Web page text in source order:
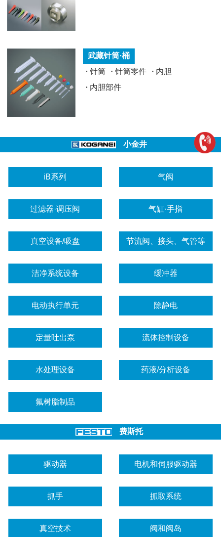
武藏针筒·桶
· 针筒 · 针筒零件 · 内胆
· 内胆部件
小金井
iB系列 气阀
过滤器·调压阀 气缸·手指
真空设备/吸盘 节流阀、接头、气管等
洁净系统设备 缓冲器
电动执行单元 除静电
定量吐出泵 流体控制设备
水处理设备 药液/分析设备
氟树脂制品
费斯托
驱动器 电机和伺服驱动器
抓手 抓取系统
真空技术 阀和阀岛